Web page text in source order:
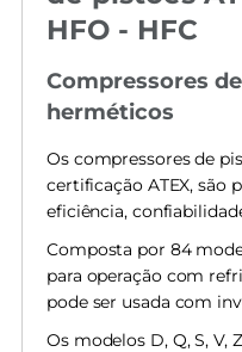
HFO - HFC
Compressores
herméticos
Os compressores de
certificação ATEX, são
eficiência,
Composta por 84
para operação com
pode ser usada com
Os modelos D, Q, S, V,